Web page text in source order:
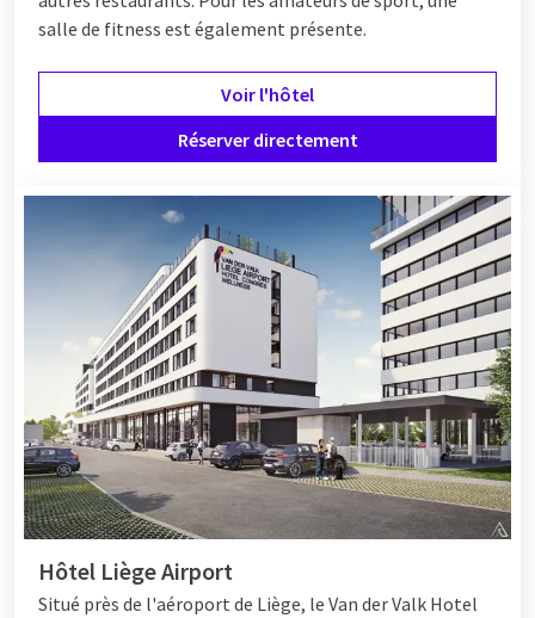
salle de fitness est également présente.
Voir l'hôtel
Réserver directement
Hôtel Liège Airport
Situé près de l'aéroport de Liège, le Van der Valk Hotel